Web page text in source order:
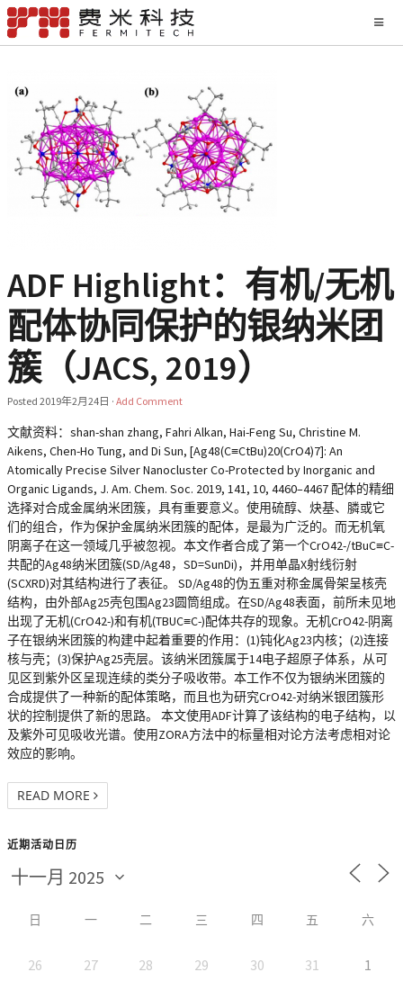
ADF Highlight：有机/无机
配体协同保护的银纳米团
簇（JACS, 2019）
Posted 2019年2月24日 · Add Comment
文献资料：shan-shan zhang, Fahri Alkan, Hai-Feng Su, Christine M.
Aikens, Chen-Ho Tung, and Di Sun, [Ag48(C≡CtBu)20(CrO4)7]: An
Atomically Precise Silver Nanocluster Co-Protected by Inorganic and
Organic Ligands, J. Am. Chem. Soc. 2019, 141, 10, 4460–4467 配体的精细
选择对合成金属纳米团簇，具有重要意义。使用硫醇、炔基、膦或它
们的组合，作为保护金属纳米团簇的配体，是最为广泛的。而无机氧
阴离子在这一领域几乎被忽视。本文作者合成了第一个CrO42-/tBuC≡C-
共配的Ag48纳米团簇(SD/Ag48，SD=SunDi)，并用单晶X射线衍射
(SCXRD)对其结构进行了表征。 SD/Ag48的伪五重对称金属骨架呈核壳
结构，由外部Ag25壳包围Ag23圆筒组成。在SD/Ag48表面，前所未见地
出现了无机(CrO42-)和有机(TBUC≡C-)配体共存的现象。无机CrO42-阴离
子在银纳米团簇的构建中起着重要的作用：(1)钝化Ag23内核；(2)连接
核与壳；(3)保护Ag25壳层。该纳米团簇属于14电子超原子体系，从可
见区到紫外区呈现连续的类分子吸收带。本工作不仅为银纳米团簇的
合成提供了一种新的配体策略，而且也为研究CrO42-对纳米银团簇形
状的控制提供了新的思路。 本文使用ADF计算了该结构的电子结构，以
及紫外可见吸收光谱。使用ZORA方法中的标量相对论方法考虑相对论
效应的影响。
READ MORE
近期活动日历
日 一 二 三 四 五 六
26 27 28 29 30 31 1